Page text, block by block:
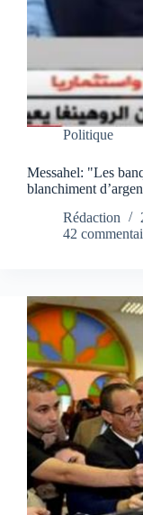
Politique
Messahel: "Les
blanchiment
Rédaction
42